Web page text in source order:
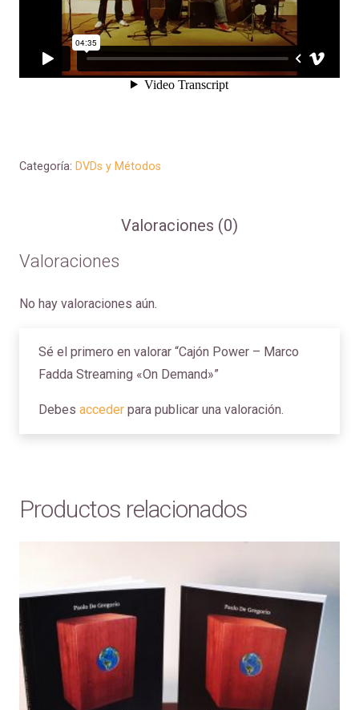
Categoría: DVDs y Métodos
Valoraciones (0)
Valoraciones
No hay valoraciones aún.
Sé el primero en valorar “Cajón Power – Marco
Fadda Streaming «On Demand»”
Debes acceder para publicar una valoración.
Productos relacionados